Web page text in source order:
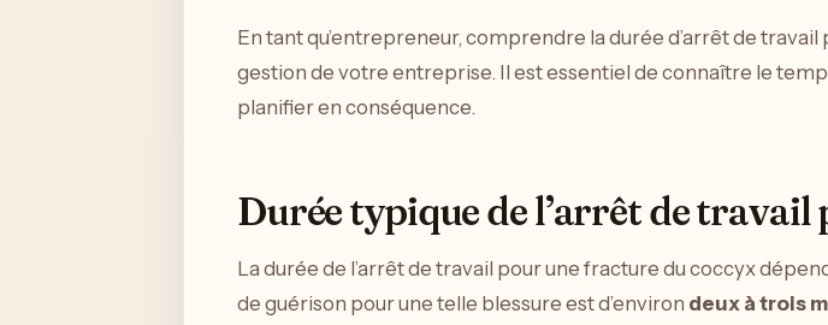
En tant qu’entrepreneur, comprendre la durée d’arrêt de
gestion de votre entreprise. Il est essentiel de connaître le
planifier en conséquence.
Durée typique de l’arrêt de
La durée de l’arrêt de travail pour une fracture du coccyx
de guérison pour une telle blessure est d’environ deux à trois